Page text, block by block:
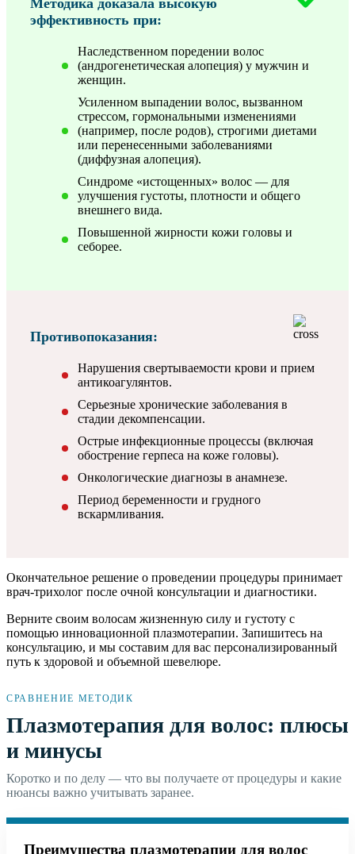
Методика доказала высокую
эффективность при:
Наследственном поредении волос
(андрогенетическая алопеция) у мужчин и
женщин.
Усиленном выпадении волос, вызванном
стрессом, гормональными изменениями
(например, после родов), строгими диетами
или перенесенными заболеваниями
(диффузная алопеция).
Синдроме «истощенных» волос — для
улучшения густоты, плотности и общего
внешнего вида.
Повышенной жирности кожи головы и
себорее.
Противопоказания:
Нарушения свертываемости крови и прием
антикоагулянтов.
Серьезные хронические заболевания в
стадии декомпенсации.
Острые инфекционные процессы (включая
обострение герпеса на коже головы).
Онкологические диагнозы в анамнезе.
Период беременности и грудного
вскармливания.
Окончательное решение о проведении процедуры принимает
врач-трихолог после очной консультации и диагностики.
Верните своим волосам жизненную силу и густоту с
помощью инновационной плазмотерапии. Запишитесь на
консультацию, и мы составим для вас персонализированный
путь к здоровой и объемной шевелюре.
СРАВНЕНИЕ МЕТОДИК
Плазмотерапия для волос: плюсы
и минусы
Коротко и по делу — что вы получаете от процедуры и какие
нюансы важно учитывать заранее.
Преимущества плазмотерапии для волос